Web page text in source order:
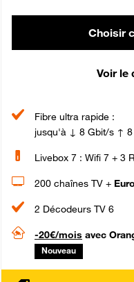
Choisir
Voir le
Fibre ultra rapide :
jusqu'à ↓ 8 Gbit/s ↑
Livebox 7 : Wifi 7 + 3
200 chaînes TV +
2 Décodeurs TV 6
-20€/mois avec
Nouveau